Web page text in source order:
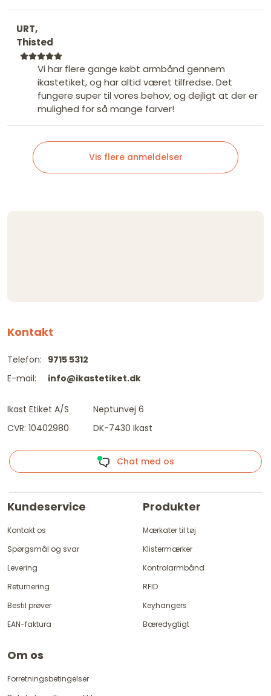
URT,
Thisted
Vi har flere gange købt armbånd gennem
ikastetiket, og har altid været tilfredse. Det
fungere super til vores behov, og dejligt at der er
mulighed for så mange farver!
Vis flere anmeldelser
Kontakt
Telefon:
E-mail:
9715 5312
info@ikastetiket.dk
Ikast Etiket A/S
CVR: 10402980
Neptunvej 6
DK-7430 Ikast
Chat med os
Kundeservice
Kontakt os
Spørgsmål og svar
Levering
Returnering
Bestil prøver
EAN-faktura
Produkter
Mærkater til tøj
Klistermærker
Kontrolarmbånd
RFID
Keyhangers
Bæredygtigt
Om os
Forretningsbetingelser